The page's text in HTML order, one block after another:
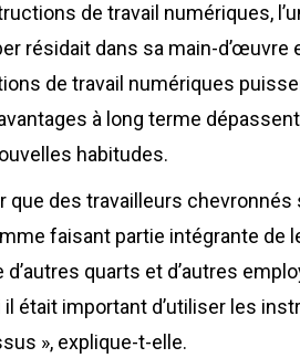
de travail numériques,
résidait dans sa main-d’œuvre
de travail numériques
à long terme
habitudes.
que des travailleurs
faisant partie intégrante de
quarts et d’autres
était important d’utiliser les
», explique-t-elle.